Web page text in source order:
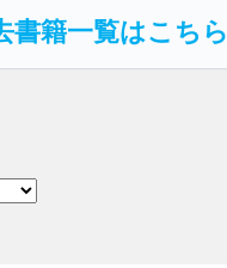
書籍一覧はこちら